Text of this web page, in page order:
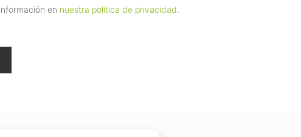
en nuestra política de privacidad.